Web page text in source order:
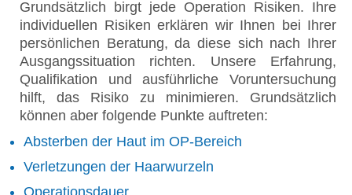
Grundsätzlich birgt jede Operation Risiken. Ihre
individuellen Risiken erklären wir Ihnen bei Ihrer
persönlichen Beratung, da diese sich nach Ihrer
Ausgangssituation richten. Unsere Erfahrung,
Qualifikation und ausführliche Voruntersuchung
hilft, das Risiko zu minimieren. Grundsätzlich
können aber folgende Punkte auftreten:
Absterben der Haut im OP-Bereich
Verletzungen der Haarwurzeln